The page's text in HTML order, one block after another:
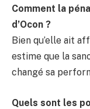
Comment la
d’Ocon ?
Bien qu’elle ait
estime que la
changé sa
Quels sont les